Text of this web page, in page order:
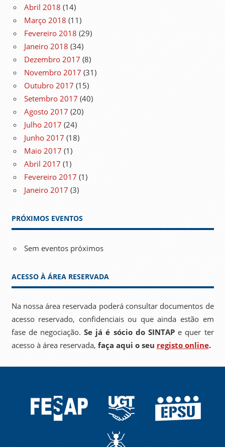
Abril 2018 (14)
Março 2018 (11)
Fevereiro 2018 (29)
Janeiro 2018 (34)
Dezembro 2017 (8)
Novembro 2017 (31)
Outubro 2017 (15)
Setembro 2017 (40)
Agosto 2017 (20)
Julho 2017 (24)
Junho 2017 (18)
Maio 2017 (1)
Abril 2017 (1)
Fevereiro 2017 (1)
Janeiro 2017 (3)
PRÓXIMOS EVENTOS
Sem eventos próximos
ACESSO À ÁREA RESERVADA
Na nossa área reservada poderá consultar documentos de
acesso reservado, confidenciais ou que ainda estão em
fase de negociação.Se já é sócio do SINTAPe quer ter
acesso à área reservada, faça aqui o seu registo online.
FESAP UGT EPSU
A